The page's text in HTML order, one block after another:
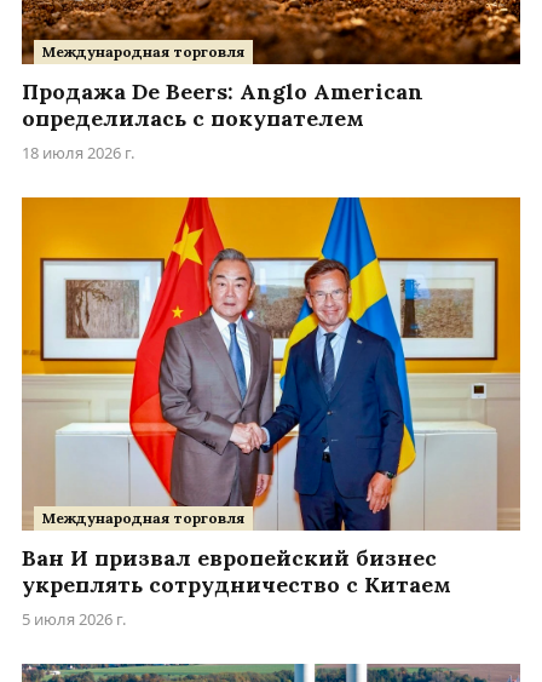
Международная торговля
Продажа De Beers: Anglo American
определилась с покупателем
18 июля 2026 г.
Международная торговля
Ван И призвал европейский бизнес
укреплять сотрудничество с Китаем
5 июля 2026 г.